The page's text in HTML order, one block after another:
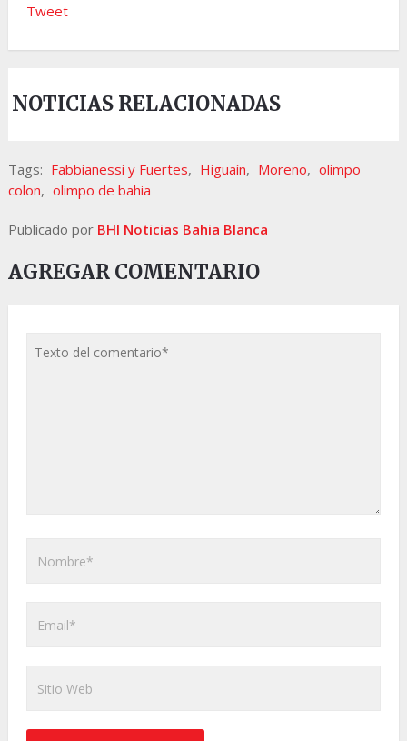
Tweet
NOTICIAS RELACIONADAS
Tags: Fabbianessi y Fuertes, Higuaín, Moreno, olimpo
colon, olimpo de bahia
Publicado por BHI Noticias Bahia Blanca
AGREGAR COMENTARIO